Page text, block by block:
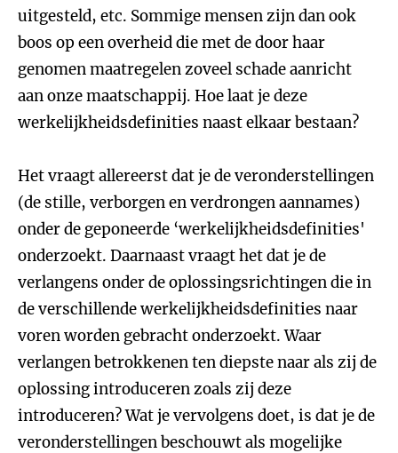
uitgesteld, etc. Sommige mensen zijn dan ook
boos op een overheid die met de door haar
genomen maatregelen zoveel schade aanricht
aan onze maatschappij. Hoe laat je deze
werkelijkheidsdefinities naast elkaar bestaan?
Het vraagt allereerst dat je de veronderstellingen
(de stille, verborgen en verdrongen aannames)
onder de geponeerde ‘werkelijkheidsdefinities'
onderzoekt. Daarnaast vraagt het dat je de
verlangens onder de oplossingsrichtingen die in
de verschillende werkelijkheidsdefinities naar
voren worden gebracht onderzoekt. Waar
verlangen betrokkenen ten diepste naar als zij de
oplossing introduceren zoals zij deze
introduceren? Wat je vervolgens doet, is dat je de
veronderstellingen beschouwt als mogelijke